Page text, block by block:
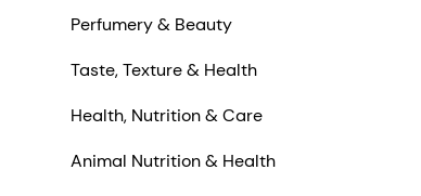
Perfumery & Beauty
Taste, Texture & Health
Health, Nutrition & Care
Animal Nutrition & Health